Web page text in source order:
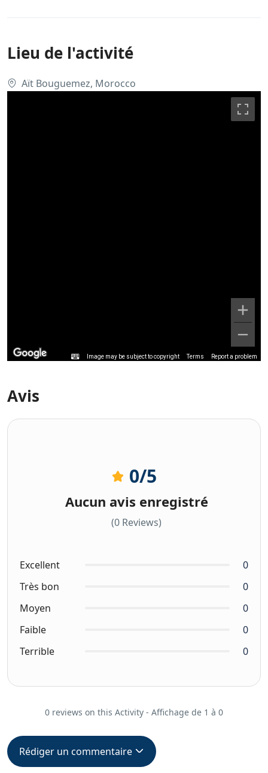
Lieu de l'activité
Aït Bouguemez, Morocco
Image may be subject to copyright Terms Report a problem
Avis
0/5
Aucun avis enregistré
(0 Reviews)
Excellent
0
Très bon
0
Moyen
0
Faible
0
Terrible
0
0 reviews on this Activity - Affichage de 1 à 0
Rédiger un commentaire